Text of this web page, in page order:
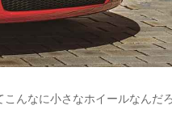
んなに小さなホイールなんだろ